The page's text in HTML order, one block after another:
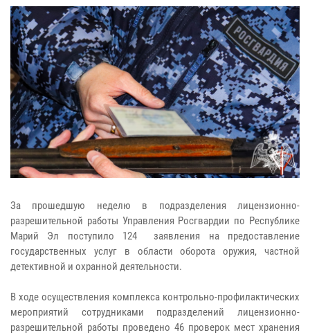
За прошедшую неделю в подразделения лицензионно-
разрешительной работы Управления Росгвардии по Республике
Марий Эл поступило 124 заявления на предоставление
государственных услуг в области оборота оружия, частной
детективной и охранной деятельности.
В ходе осуществления комплекса контрольно-профилактических
мероприятий сотрудниками подразделений лицензионно-
разрешительной работы проведено 46 проверок мест хранения